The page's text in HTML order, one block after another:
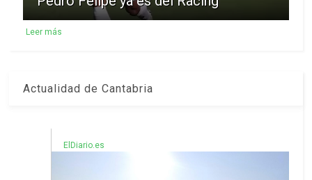
Leer más
Actualidad de Cantabria
ElDiario.es